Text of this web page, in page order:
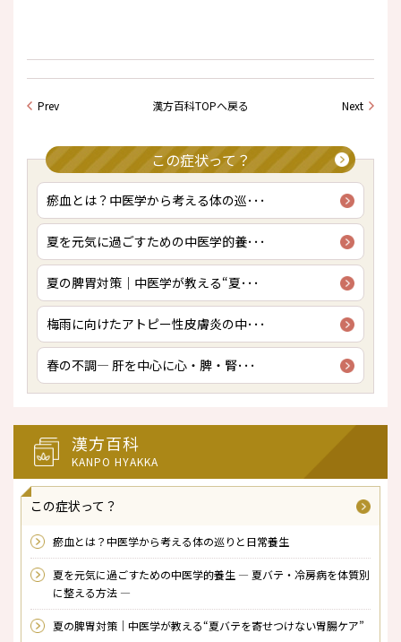
Prev 漢方百科TOPへ戻る Next
この症状って？
瘀血とは？中医学から考える体の巡･･･
夏を元気に過ごすための中医学的養･･･
夏の脾胃対策｜中医学が教える“夏･･･
梅雨に向けたアトピー性皮膚炎の中･･･
春の不調― 肝を中心に心・脾・腎･･･
漢方百科
KANPO HYAKKA
この症状って？
瘀血とは？中医学から考える体の巡りと日常養生
夏を元気に過ごすための中医学的養生 ― 夏バテ・冷房病を体質別
に整える方法 ―
夏の脾胃対策｜中医学が教える“夏バテを寄せつけない胃腸ケア”